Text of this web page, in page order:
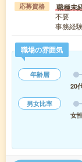
応募資格 職種未
不要
事務経
職場の雰囲気
年齢層
20
男女比率
女